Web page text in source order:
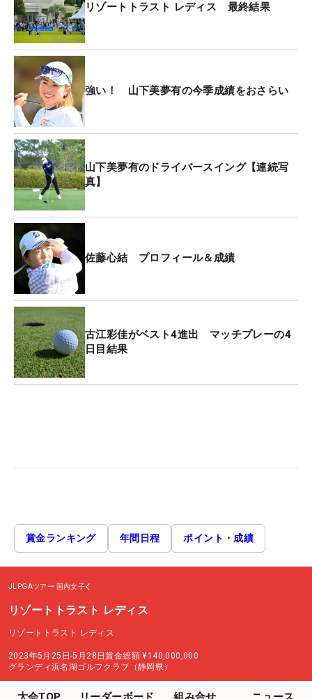
リゾートトラスト レディス 最終結果
強い！ 山下美夢有の今季成績をおさらい
山下美夢有のドライバースイング【連続写
真】
佐藤心結 プロフィール＆成績
古江彩佳がベスト4進出 マッチプレーの4
日目結果
賞金ランキング 年間日程 ポイント・成績
JLPGAツアー 国内女子
リゾートトラスト レディス
リゾートトラスト レディス
2023年5月25日-5月28日賞金総額 ¥140,000,000
グランディ浜名湖ゴルフクラブ（静岡県）